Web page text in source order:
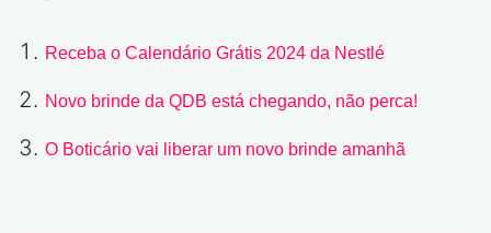
Receba o Calendário Grátis 2024 da Nestlé
Novo brinde da QDB está chegando, não perca!
O Boticário vai liberar um novo brinde amanhã